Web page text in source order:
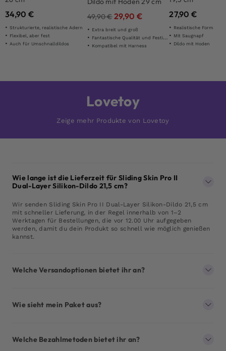
34,90 €
Strukturierte, realistische Adern
Flexibel, aber fest
Auch für Umschnalldildos
49,90€29,90 €
Extra breit und groß
Fantastische Qualität und Festigkeit
Kompatibel mit Harness
27,90€
Realistische Form
Mit Saugnapf
Dildo mit Hoden
Lovetoy
Zeige mehr Produkte von Lovetoy
Wie lange ist die Lieferzeit für Sliding Skin Pro II
Dual-Layer Silikon-Dildo 21,5 cm?
Wir senden Sliding Skin Pro II Dual-Layer Silikon-Dildo 21,5 cm
mit schneller Lieferung, in der Regel innerhalb von 1–2
Werktagen für Bestellungen, die vor 12.00 Uhr aufgegeben
werden, damit du dein Produkt so schnell wie möglich genießen
kannst.
Welche Versandoptionen bietet ihr an?
Wie sieht mein Paket aus?
Welche Bezahlmetoden bietet ihr an?